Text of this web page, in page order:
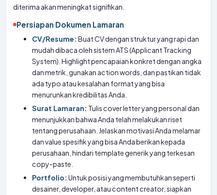
diterima akan meningkat signifikan.
Persiapan Dokumen Lamaran
CV/Resume: Buat CV dengan struktur yang rapi dan
mudah dibaca oleh sistem ATS (Applicant Tracking
System). Highlight pencapaian konkret dengan angka
dan metrik, gunakan action words, dan pastikan tidak
ada typo atau kesalahan format yang bisa
menurunkan kredibilitas Anda.
Surat Lamaran: Tulis cover letter yang personal dan
menunjukkan bahwa Anda telah melakukan riset
tentang perusahaan. Jelaskan motivasi Anda melamar
dan value spesifik yang bisa Anda berikan kepada
perusahaan, hindari template generik yang terkesan
copy-paste.
Portfolio: Untuk posisi yang membutuhkan seperti
desainer, developer, atau content creator, siapkan